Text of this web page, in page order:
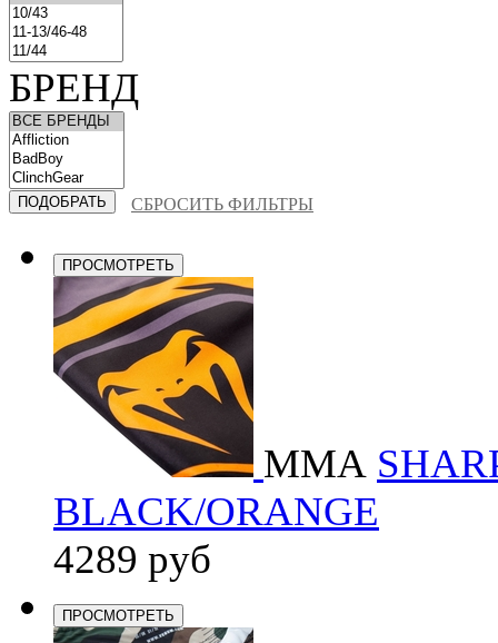
БРЕНД
СБРОСИТЬ ФИЛЬТРЫ
ПРОСМОТРЕТЬ
ММА
BLACK/ORANGE
4289 руб
ПРОСМОТРЕТЬ